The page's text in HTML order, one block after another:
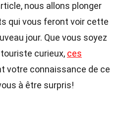
nous allons plonger
qui vous feront voir cette
jour. Que vous soyez
curieux, ces
votre connaissance de ce
à être surpris!